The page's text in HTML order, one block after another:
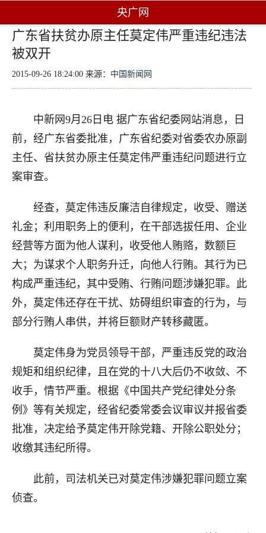
央广网
广东省扶贫办原主任莫定伟严重违纪违法
被双开
2015-09-26 18:24:00 来源： 中国新闻网
中新网9月26日电 据广东省纪委网站消息，日
前，经广东省委批准，广东省纪委对省委农办原副
主任、省扶贫办原主任莫定伟严重违纪问题进行立
案审查。
经查，莫定伟违反廉洁自律规定，收受、赠送
礼金；利用职务上的便利，在干部选拔任用、企业
经营等方面为他人谋利，收受他人贿赂，数额巨
大；为谋求个人职务升迁，向他人行贿。其行为已
构成严重违纪，其中受贿、行贿问题涉嫌犯罪。此
外，莫定伟还存在干扰、妨碍组织审查的行为，与
部分行贿人串供，并将巨额财产转移藏匿。
莫定伟身为党员领导干部，严重违反党的政治
规矩和组织纪律，且在党的十八大后仍不收敛、不
收手，情节严重。根据《中国共产党纪律处分条
例》等有关规定，经省纪委常委会议审议并报省委
批准，决定给予莫定伟开除党籍、开除公职处分；
收缴其违纪所得。
此前，司法机关已对莫定伟涉嫌犯罪问题立案
侦查。